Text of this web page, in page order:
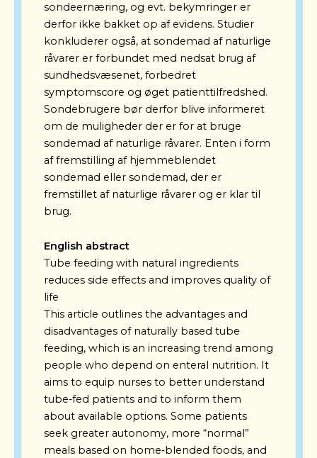
sondeernæring, og evt. bekymringer er
derfor ikke bakket op af evidens. Studier
konkluderer også, at sondemad af naturlige
råvarer er forbundet med nedsat brug af
sundhedsvæsenet, forbedret
symptomscore og øget patienttilfredshed.
Sondebrugere bør derfor blive informeret
om de muligheder der er for at bruge
sondemad af naturlige råvarer. Enten i form
af fremstilling af hjemmeblendet
sondemad eller sondemad, der er
fremstillet af naturlige råvarer og er klar til
brug.
English abstract
Tube feeding with natural ingredients
reduces side effects and improves quality of
life
This article outlines the advantages and
disadvantages of naturally based tube
feeding, which is an increasing trend among
people who depend on enteral nutrition. It
aims to equip nurses to better understand
tube‑fed patients and to inform them
about available options. Some patients
seek greater autonomy, more “normal”
meals based on home‑blended foods, and